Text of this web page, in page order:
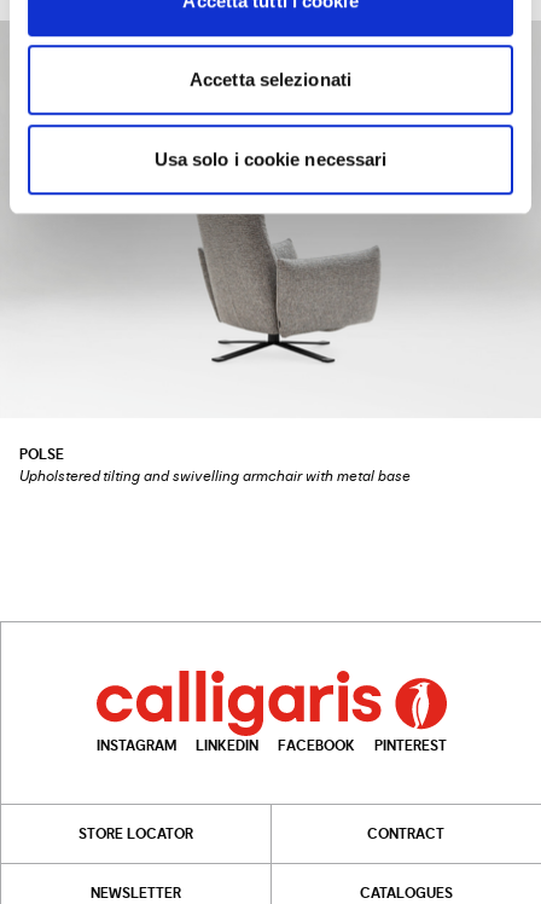
Accetta selezionati
Usa solo i cookie necessari
POLSE
Upholstered tilting and swivelling armchair with metal base
INSTAGRAM LINKEDIN FACEBOOK PINTEREST
STORE LOCATOR CONTRACT
NEWSLETTER CATALOGUES